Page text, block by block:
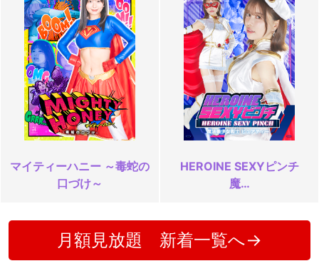
マイティーハニー ～毒蛇の
口づけ～
HEROINE SEXYピンチ
魔…
月額見放題 新着一覧へ→